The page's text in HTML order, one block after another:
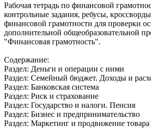
Рабочая тетрадь по финансовой
контрольные задания, ребусы,
финансовой грамотности для проверки
дополнительной общеобразовательной
"Финансовая грамотность".
Содержание:
Раздел: Деньги и операции с ними
Раздел: Семейный бюджет. Доходы и
Раздел: Банковская система
Раздел: Риск и страхование
Раздел: Государство и налоги. Пенсия
Раздел: Бизнес и предпринимательство
Раздел: Маркетинг и продвижение товара